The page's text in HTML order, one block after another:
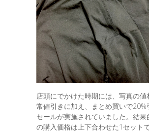
店頭にでかけた時期には、写真の値
常値引きに加え、まとめ買いで20%
セールが実施されていました。結果
の購入価格は上下合わせた1セット